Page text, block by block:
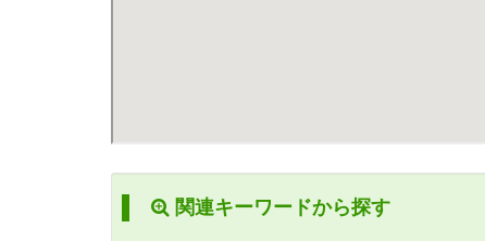
関連キーワードから探す